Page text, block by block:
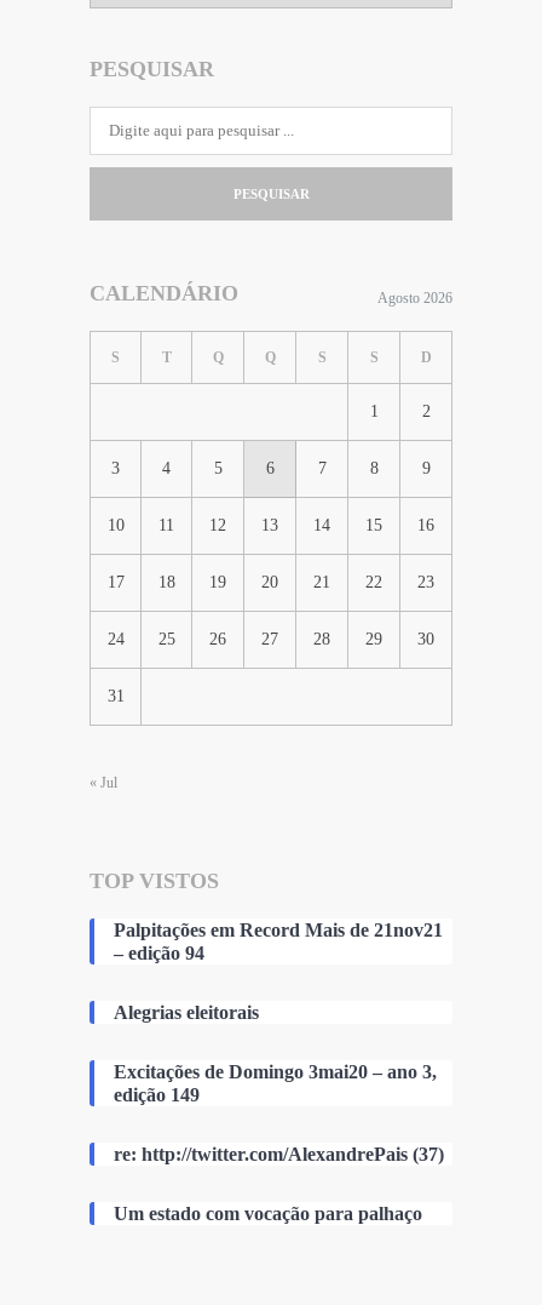
PESQUISAR
PESQUISAR
CALENDÁRIO Agosto 2026
S T Q Q S S D
1 2
3 4 5 6 7 8 9
10 11 12 13 14 15 16
17 18 19 20 21 22 23
24 25 26 27 28 29 30
31
« Jul
TOP VISTOS
Palpitações em Record Mais de 21nov21
– edição 94
Alegrias eleitorais
Excitações de Domingo 3mai20 – ano 3,
edição 149
re: http://twitter.com/AlexandrePais (37)
Um estado com vocação para palhaço